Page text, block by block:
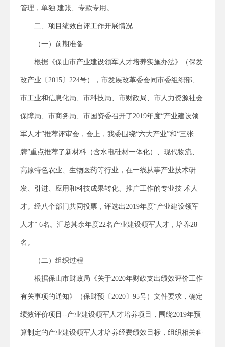
管理，单独 建账、专款专用。
二、项目绩效自评工作开展情况
（一）前期准备
根据《保山市产业建设领军人才培养实施办法》（保发
改产业〔2015〕224号），市发展改革委会同市委组织部、
市工业和信息化局、市科技局、市财政局、市人力资源社会
保障局、市商务局、市国资委召开了2019年度“产业建设领
军人才”推荐评审会，会上，我委围绕“六大产业”和“三张
牌”重点推荐了新材料（含水电硅材一体化）、现代物流、
高原特色农业、生物医药等行业，在一线从事产业技术研
发、引进、应用和科技成果转化、推广工作的专业技 术人
才。经八个部门共同投票，评选出2019年度“产业建设领军
人才” 6名。汇总其余年度22名产业建设领军人才，培养28
名。
（二）组织过程
根据保山市财政局《关于2020年财政支出绩效评价工作
有关事项的通知》（保财预〔2020〕95号）文件要求，确定
绩效评价项目--产业建设领军人才培养项目，围绕2019年预
算制定的产业建设领军人才培养经费绩效目标，组织相关科